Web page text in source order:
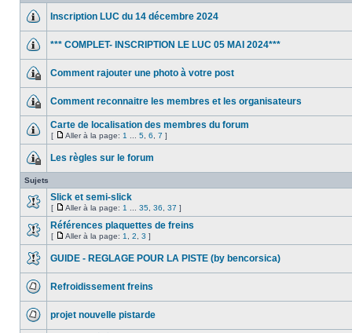
Inscription LUC du 14 décembre 2024
*** COMPLET- INSCRIPTION LE LUC 05 MAI 2024***
Comment rajouter une photo à votre post
Comment reconnaitre les membres et les organisateurs
Carte de localisation des membres du forum
[ Aller à la page: 1 5 6 7 ]
Les règles sur le forum
Sujets
Slick et semi-slick
[ Aller à la page: 1 35 36 37 ]
Références plaquettes de freins
[ Aller à la page: 1 2 3 ]
GUIDE - REGLAGE POUR LA PISTE (by bencorsica)
Refroidissement freins
projet nouvelle pistarde